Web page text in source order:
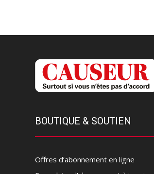
BOUTIQUE & SOUTIEN
Offres d’abonnement en ligne